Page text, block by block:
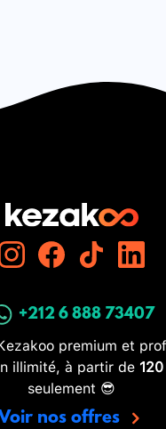
+212 6 888 73407
premium et
illimité, à partir de
seulement 😎
nos offres